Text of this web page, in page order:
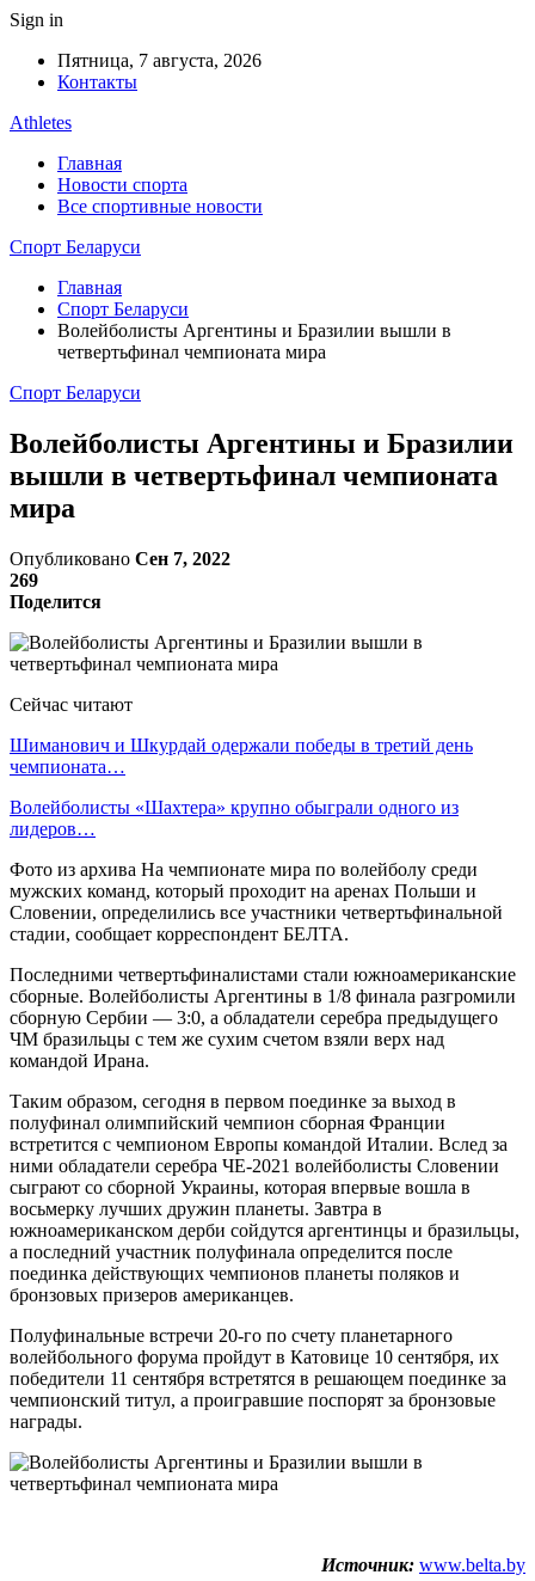
Sign in
Пятница, 7 августа, 2026
Контакты
Athletes
Главная
Новости спорта
Все спортивные новости
Спорт Беларуси
Главная
Спорт Беларуси
Волейболисты Аргентины и Бразилии вышли в
четвертьфинал чемпионата мира
Спорт Беларуси
Волейболисты Аргентины и Бразилии
вышли в четвертьфинал чемпионата
мира
Опубликовано Сен 7, 2022
269
Поделится
Сейчас читают
Шиманович и Шкурдай одержали победы в третий день
чемпионата…
Волейболисты «Шахтера» крупно обыграли одного из
лидеров…
Фото из архива На чемпионате мира по волейболу среди
мужских команд, который проходит на аренах Польши и
Словении, определились все участники четвертьфинальной
стадии, сообщает корреспондент БЕЛТА.
Последними четвертьфиналистами стали южноамериканские
сборные. Волейболисты Аргентины в 1/8 финала разгромили
сборную Сербии — 3:0, а обладатели серебра предыдущего
ЧМ бразильцы с тем же сухим счетом взяли верх над
командой Ирана.
Таким образом, сегодня в первом поединке за выход в
полуфинал олимпийский чемпион сборная Франции
встретится с чемпионом Европы командой Италии. Вслед за
ними обладатели серебра ЧЕ-2021 волейболисты Словении
сыграют со сборной Украины, которая впервые вошла в
восьмерку лучших дружин планеты. Завтра в
южноамериканском дерби сойдутся аргентинцы и бразильцы,
а последний участник полуфинала определится после
поединка действующих чемпионов планеты поляков и
бронзовых призеров американцев.
Полуфинальные встречи 20-го по счету планетарного
волейбольного форума пройдут в Катовице 10 сентября, их
победители 11 сентября встретятся в решающем поединке за
чемпионский титул, а проигравшие поспорят за бронзовые
награды.
Источник: www.belta.by